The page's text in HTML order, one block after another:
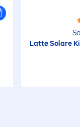
Latte Solare